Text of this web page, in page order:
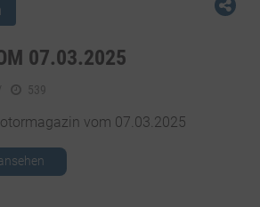
07.03.2025
539
vom 07.03.2025